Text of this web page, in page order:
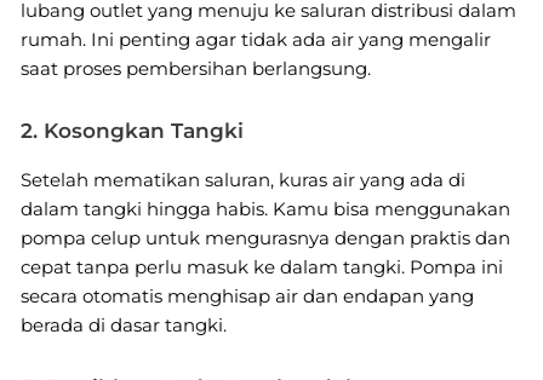
lubang outlet yang menuju ke saluran distribusi dalam
rumah. Ini penting agar tidak ada air yang mengalir
saat proses pembersihan berlangsung.
2. Kosongkan Tangki
Setelah mematikan saluran, kuras air yang ada di
dalam tangki hingga habis. Kamu bisa menggunakan
pompa celup untuk mengurasnya dengan praktis dan
cepat tanpa perlu masuk ke dalam tangki. Pompa ini
secara otomatis menghisap air dan endapan yang
berada di dasar tangki.